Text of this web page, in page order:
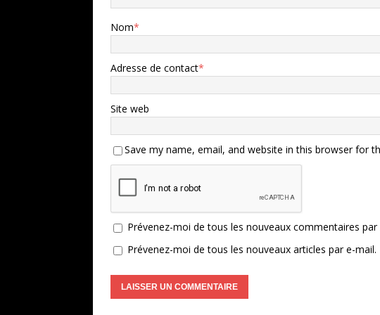
Nom*
Adresse de contact*
Site web
Save my name, email, and website in this browser for
Prévenez-moi de tous les nouveaux commentaires par
Prévenez-moi de tous les nouveaux articles par e-mail.